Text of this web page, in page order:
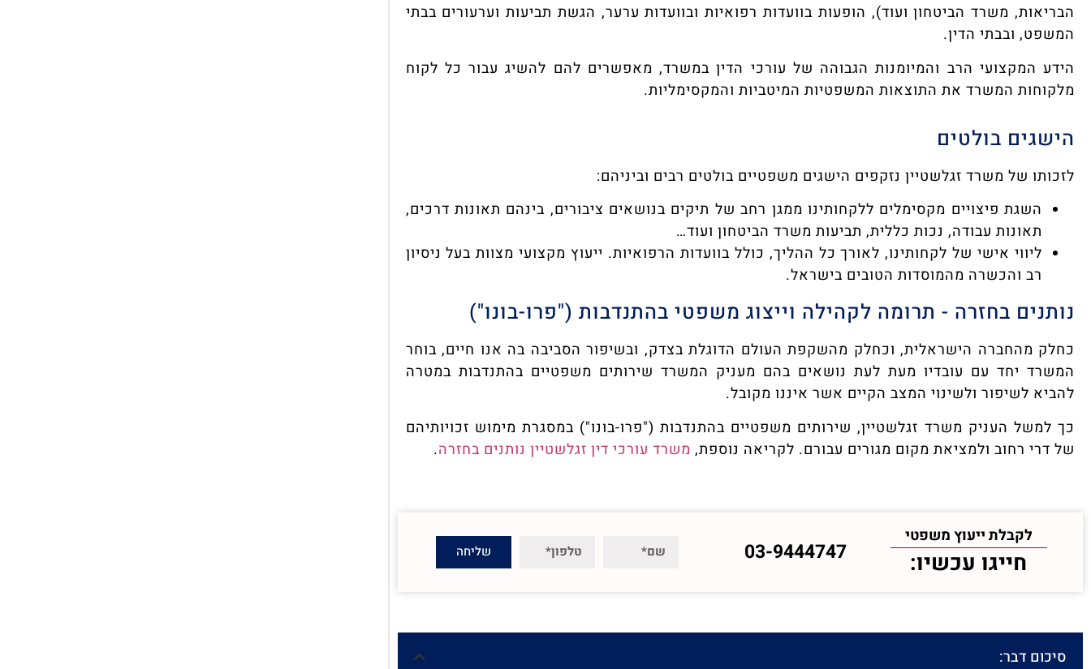
הבריאות, משרד הביטחון ועוד), הופעות בוועדות רפואיות ובוועדות ערער, הגשת תביעות וערעורים בבתי
המשפט, ובבתי הדין.
הידע המקצועי הרב והמיומנות הגבוהה של עורכי הדין במשרד, מאפשרים להם להשיג עבור כל לקוח
מלקוחות המשרד את התוצאות המשפטיות המיטביות והמקסימליות.
הישגים בולטים
לזכותו של משרד זגלשטיין נזקפים הישגים משפטיים בולטים רבים וביניהם:
השגת פיצויים מקסימלים ללקחותינו ממגן רחב של תיקים בנושאים ציבורים, בינהם תאונות דרכים,
תאונות עבודה, נכות כללית, תביעות משרד הביטחון ועוד…
ליווי אישי של לקחותינו, לאורך כל ההליך, כולל בוועדות הרפואיות. ייעוץ מקצועי מצוות בעל ניסיון
רב והכשרה מהמוסדות הטובים בישראל.
נותנים בחזרה - תרומה לקהילה וייצוג משפטי בהתנדבות ("פרו-בונו")
כחלק מהחברה הישראלית, וכחלק מהשקפת העולם הדוגלת בצדק, ובשיפור הסביבה בה אנו חיים, בוחר
המשרד יחד עם עובדיו מעת לעת נושאים בהם מעניק המשרד שירותים משפטיים בהתנדבות במטרה
להביא לשיפור ולשינוי המצב הקיים אשר איננו מקובל.
כך למשל העניק משרד זגלשטיין, שירותים משפטיים בהתנדבות ("פרו-בונו") במסגרת מימוש זכויותיהם
של דרי רחוב ולמציאת מקום מגורים עבורם. לקריאה נוספת, משרד עורכי דין זגלשטיין נותנים בחזרה.
לקבלת ייעוץ משפטי
חייגו עכשיו: 03-9444747 שליחה
סיכום דבר: